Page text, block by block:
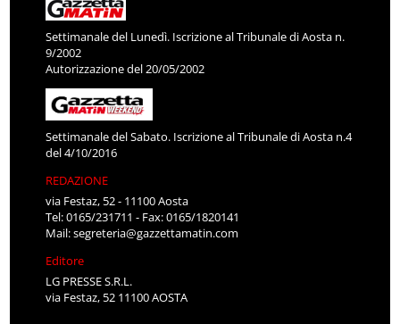
Settimanale del Lunedì. Iscrizione al Tribunale di Aosta n.
9/2002
Autorizzazione del 20/05/2002
Settimanale del Sabato. Iscrizione al Tribunale di Aosta n.4
del 4/10/2016
REDAZIONE
via Festaz, 52 - 11100 Aosta
Tel: 0165/231711 - Fax: 0165/1820141
Mail:segreteria@gazzettamatin.com
Editore
LG PRESSE S.R.L.
via Festaz, 52 11100 AOSTA